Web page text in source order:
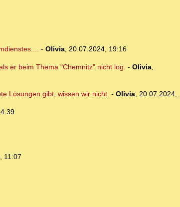
- Olivia, 20.07.2024, 19:16
er beim Thema "Chemnitz" nicht log. - Olivia,
Lösungen gibt, wissen wir nicht. - Olivia, 20.07.2024,
11:07